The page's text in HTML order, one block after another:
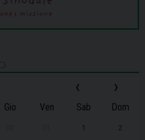
‹ ›
Gio Ven Sab Dom
1 2